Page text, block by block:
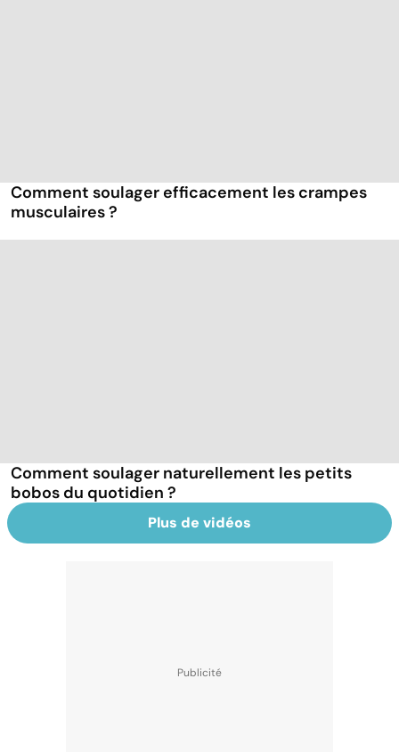
Comment soulager efficacement les crampes
musculaires ?
Comment soulager naturellement les petits
bobos du quotidien ?
Plus de vidéos